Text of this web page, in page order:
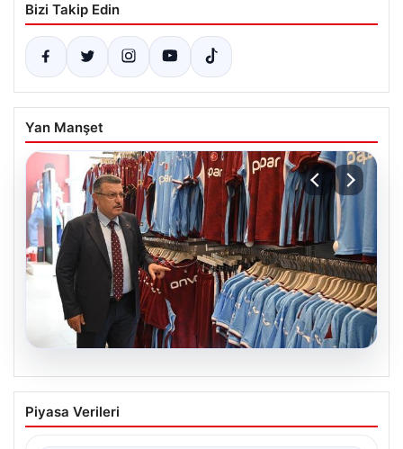
Bizi Takip Edin
Yan Manşet
06.08.2026
Ahmet Metin Genç’in forma
kampanyasıyla ilgili belediyeden
Piyasa Verileri